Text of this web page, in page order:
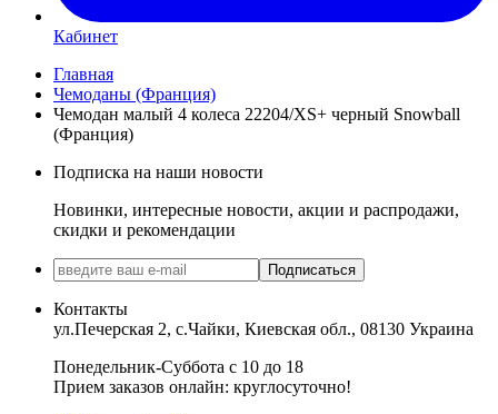
Кабинет
Главная
Чемоданы (Франция)
Чемодан малый 4 колеса 22204/XS+ черный Snowball
(Франция)
Подписка на наши новости
Новинки, интересные новости, акции и распродажи,
скидки и рекомендации
Подписаться
Контакты
ул.Печерская 2, с.Чайки, Киевская обл., 08130 Украина
Понедельник-Суббота с 10 до 18
Прием заказов онлайн: круглосуточно!